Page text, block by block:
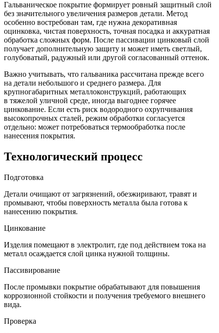
Гальваническое покрытие формирует ровный защитный слой
без значительного увеличения размеров детали. Метод
особенно востребован там, где нужна декоративная
оцинковка, чистая поверхность, точная посадка и аккуратная
обработка сложных форм. После пассивации цинковый слой
получает дополнительную защиту и может иметь светлый,
голубоватый, радужный или другой согласованный оттенок.
Важно учитывать, что гальваника рассчитана прежде всего
на детали небольшого и среднего размера. Для
крупногабаритных металлоконструкций, работающих
в тяжелой уличной среде, иногда выгоднее горячее
цинкование. Если есть риск водородного охрупчивания
высокопрочных сталей, режим обработки согласуется
отдельно: может потребоваться термообработка после
нанесения покрытия.
Технологический процесс
Подготовка
Детали очищают от загрязнений, обезжиривают, травят и
промывают, чтобы поверхность металла была готова к
нанесению покрытия.
Цинкование
Изделия помещают в электролит, где под действием тока на
металл осаждается слой цинка нужной толщины.
Пассивирование
После промывки покрытие обрабатывают для повышения
коррозионной стойкости и получения требуемого внешнего
вида.
Проверка